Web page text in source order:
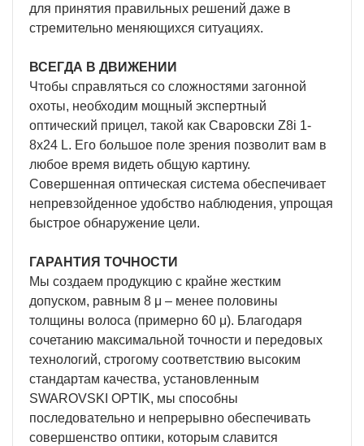
для принятия правильных решений даже в
стремительно меняющихся ситуациях.
ВСЕГДА В ДВИЖЕНИИ
Чтобы справляться со сложностями загонной
охоты, необходим мощный экспертный
оптический прицел, такой как Сваровски Z8i 1-
8x24 L. Его большое поле зрения позволит вам в
любое время видеть общую картину.
Совершенная оптическая система обеспечивает
непревзойденное удобство наблюдения, упрощая
быстрое обнаружение цели.
ГАРАНТИЯ ТОЧНОСТИ
Мы создаем продукцию с крайне жестким
допуском, равным 8 μ – менее половины
толщины волоса (примерно 60 μ). Благодаря
сочетанию максимальной точности и передовых
технологий, строгому соответствию высоким
стандартам качества, установленным
SWAROVSKI OPTIK, мы способны
последовательно и непрерывно обеспечивать
совершенство оптики, которым славится